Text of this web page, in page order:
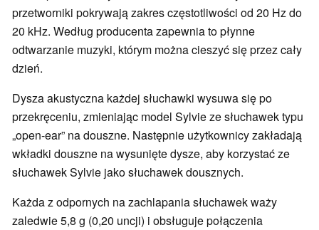
przetworniki pokrywają zakres częstotliwości od 20 Hz do
20 kHz. Według producenta zapewnia to płynne
odtwarzanie muzyki, którym można cieszyć się przez cały
dzień.
Dysza akustyczna każdej słuchawki wysuwa się po
przekręceniu, zmieniając model Sylvie ze słuchawek typu
„open-ear” na douszne. Następnie użytkownicy zakładają
wkładki douszne na wysunięte dysze, aby korzystać ze
słuchawek Sylvie jako słuchawek dousznych.
Każda z odpornych na zachlapania słuchawek waży
zaledwie 5,8 g (0,20 uncji) i obsługuje połączenia